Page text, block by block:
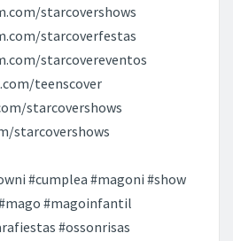
starcovershows
starcoverfestas
starcovereventos
teenscover
starcovershows
starcovershows
#cumplea #magoni #show
#magoinfantil
#ossonrisas